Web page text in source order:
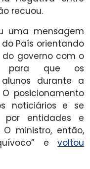
recuou.
uma mensagem
País orientando
governo com o
para que os
durante a
posicionamento
noticiários e se
por entidades e
O ministro, então,
e voltou